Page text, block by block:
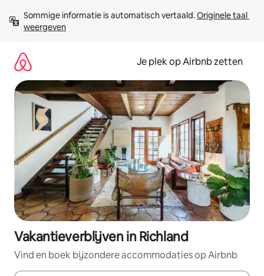
direct
naar
Sommige informatie is automatisch vertaald. Originele taal
weergeven
Je plek op Airbnb zetten
Vakantieverblijven in Richland
Vind en boek bijzondere accommodaties op Airbnb